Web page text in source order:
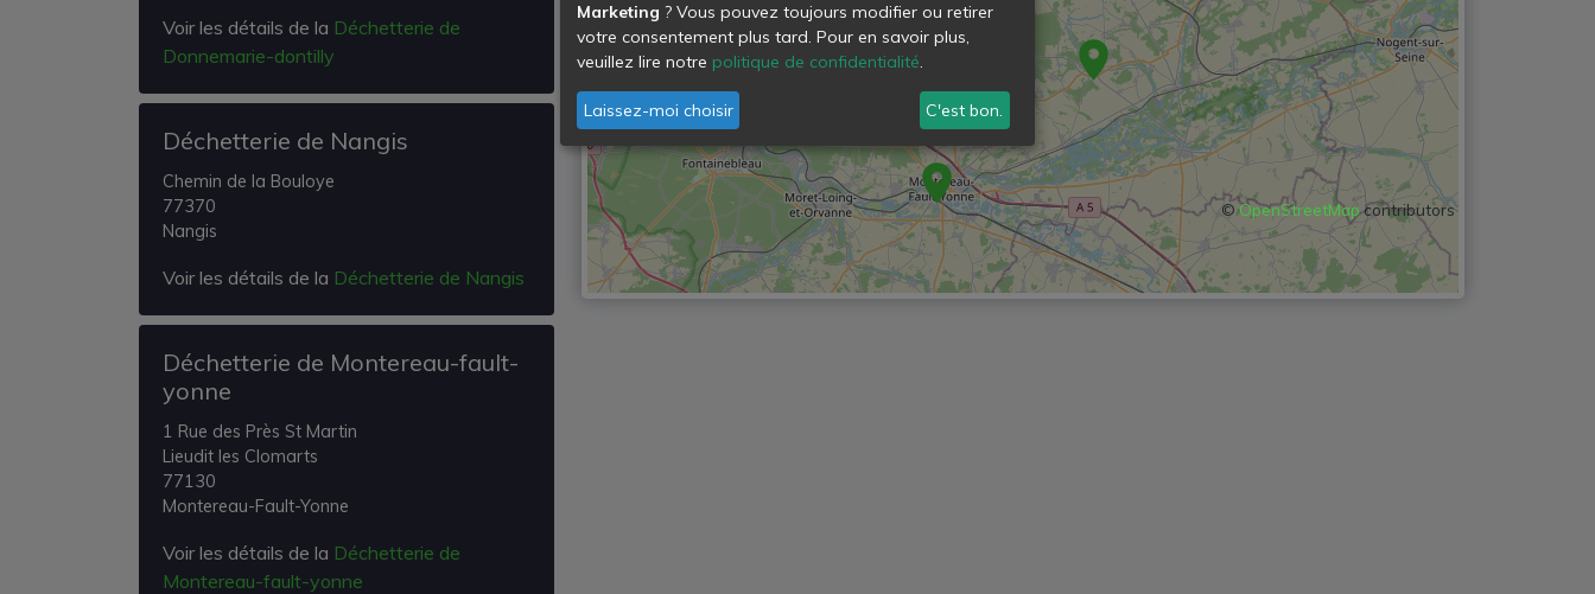
Voir les détails de la Déchetterie de
Donnemarie-dontilly
Déchetterie de Nangis
Chemin de la Bouloye
77370
Nangis
Voir les détails de la Déchetterie de Nangis
Déchetterie de Montereau-fault-
yonne
1 Rue des Près St Martin
Lieudit les Clomarts
77130
Montereau-Fault-Yonne
Voir les détails de la Déchetterie de
Montereau-fault-yonne
©OpenStreetMapcontributors
Marketing ? Vous pouvez toujours modifier ou retirer
votre consentement plus tard. Pour en savoir plus,
veuillez lire notre politique de confidentialité.
Laissez-moi choisir C'est bon.